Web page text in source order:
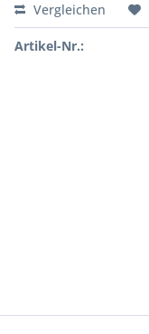
Vergleichen
Artikel-Nr.: